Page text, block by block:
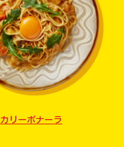
カリーボナーラ